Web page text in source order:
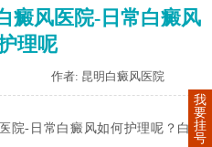
癜风医院-日常白癜风
理呢
作者: 昆明白癜风医院
医院-日常白癜风如何护理呢？白癜
我
要
挂
号